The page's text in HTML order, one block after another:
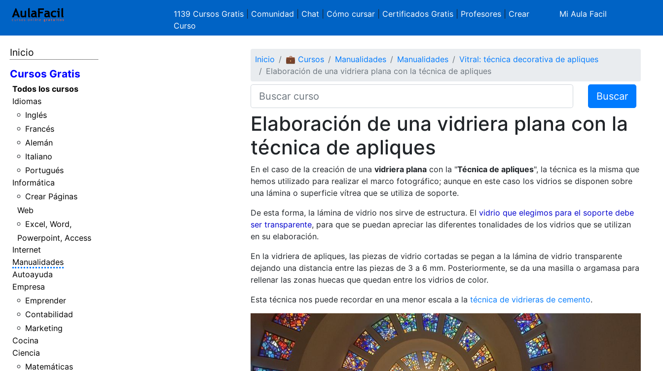
1139 Cursos Gratis Comunidad Chat Cómo cursar| Certificados Gratis| Profesores| Crear
Curso
Mi Aula Facil
Inicio
Cursos Gratis
Todos los cursos
Idiomas
Inglés
Francés
Alemán
Italiano
Portugués
Informática
Crear Páginas
Web
Excel, Word,
Powerpoint, Access
Internet
Manualidades
Autoayuda
Empresa
Emprender
Contabilidad
Marketing
Cocina
Ciencia
Matemáticas
Inicio 💼 Cursos Manualidades Manualidades
Vitral: técnica decorativa de apliques
Elaboración de una vidriera plana con la técnica de apliques
Buscar
Elaboración de una vidriera plana con la
técnica de apliques
En el caso de la creación de una vidriera planacon la "Técnica de apliques", la técnica es la misma que
hemos utilizado para realizar el marco fotográfico; aunque en este caso los vidrios se disponen sobre
una lámina o superficie vítrea que se utiliza de soporte.
De esta forma, la lámina de vidrio nos sirve de estructura. El vidrio que elegimos para el soporte debe
ser transparente, para que se puedan apreciar las diferentes tonalidades de los vidrios que se utilizan
en su elaboración.
En la vidriera de apliques, las piezas de vidrio cortadas se pegan a la lámina de vidrio transparente
dejando una distancia entre las piezas de 3 a 6 mm. Posteriormente, se da una masilla o argamasa para
rellenar las zonas huecas que quedan entre los vidrios de color.
Esta técnica nos puede recordar en una menor escala a la técnica de vidrieras de cemento.